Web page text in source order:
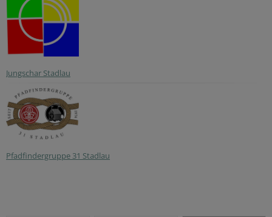
Jungschar Stadlau
Pfadfindergruppe 31 Stadlau